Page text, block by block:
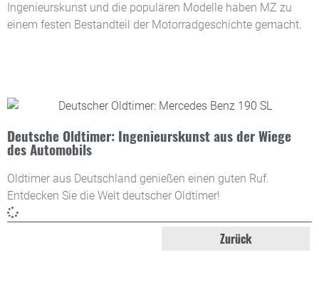
Ingenieurskunst und die populären Modelle haben MZ zu
einem festen Bestandteil der Motorradgeschichte gemacht.
Deutsche Oldtimer: Ingenieurskunst aus der Wiege
des Automobils
Oldtimer aus Deutschland genießen einen guten Ruf.
Entdecken Sie die Welt deutscher Oldtimer!
Zurück